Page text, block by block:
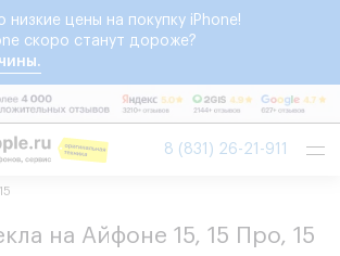
низкие цены на покупку iPhone!
скоро станут дороже?
8 (831) 26-21-911
на Айфоне 15, 15 Про, 15